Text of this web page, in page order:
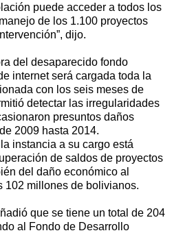
puede acceder a todos los
de los 1.100 proyectos
dijo.
del desaparecido fondo
internet será cargada toda la
con los seis meses de
detectar las irregularidades
presuntos daños
2009 hasta 2014.
instancia a su cargo está
de saldos de proyectos
del daño económico al
102 millones de bolivianos.
que se tiene un total de 204
al Fondo de Desarrollo